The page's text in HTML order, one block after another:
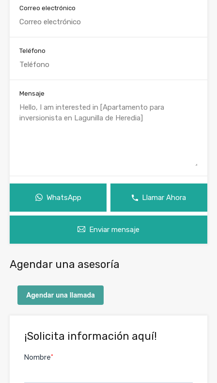
Correo electrónico
Teléfono
Mensaje
WhatsApp Llamar Ahora
Enviar mensaje
Agendar una asesoría
¡Solicita información aquí!